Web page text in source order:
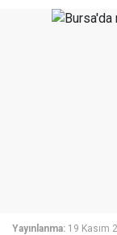
Yayınlanma: 19 Kasım